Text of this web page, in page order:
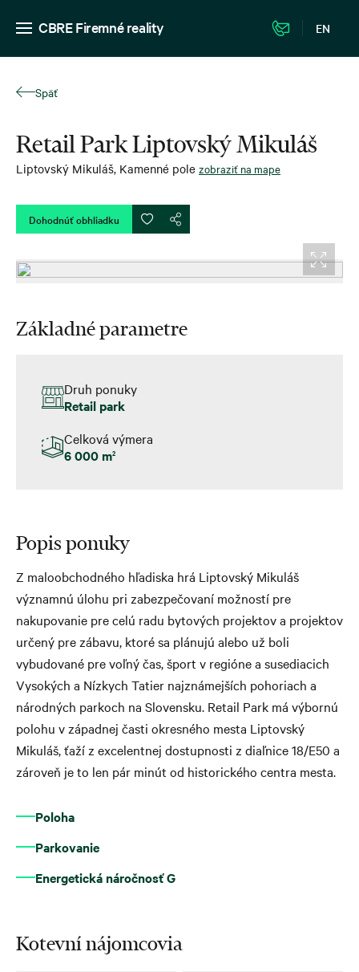
CBRE Firemné reality EN
Späť
Retail Park Liptovský Mikuláš
Liptovský Mikuláš, Kamenné pole zobraziť na mape
Dohodnúť obhliadku
Základné parametre
Druh ponuky
Retail park
Celková výmera
6 000 m2
Popis ponuky
Z maloobchodného hľadiska hrá Liptovský Mikuláš
významnú úlohu pri zabezpečovaní možností pre
nakupovanie pre celú radu bytových projektov a projektov
určený pre zábavu, ktoré sa plánujú alebo už boli
vybudované pre voľný čas, šport v regióne a susediacich
Vysokých a Nízkych Tatier najznámejších pohoriach a
národných parkoch na Slovensku. Retail Park má výbornú
polohu v západnej časti okresného mesta Liptovský
Mikuláš, ťaží z excelentnej dostupnosti z diaľnice 18/E50 a
zároveň je to len pár minút od historického centra mesta.
Poloha
Parkovanie
Energetická náročnosť G
Kotevní nájomcovia